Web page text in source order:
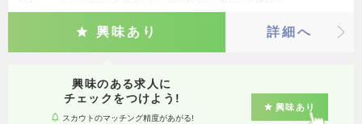
興味あり 詳細へ
興味のある求人に
チェックをつけよう!
スカウトのマッチング精度があがる!
興味あり